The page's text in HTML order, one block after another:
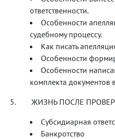
ответственности.
Особенности
судебному процессу.
Как писать
Особенности
Особенности
комплекта документов
5. ЖИЗНЬ ПОСЛЕ
Субсидиарная
Банкротство